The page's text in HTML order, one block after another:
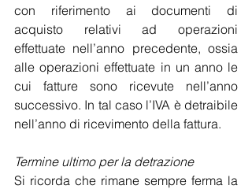
con riferimento ai documenti di
acquisto relativi ad operazioni
effettuate nell’anno precedente, ossia
alle operazioni effettuate in un anno le
cui fatture sono ricevute nell’anno
successivo. In tal caso l’IVA è detraibile
nell’anno di ricevimento della fattura.
Termine ultimo per la detrazione
Si ricorda che rimane sempre ferma la